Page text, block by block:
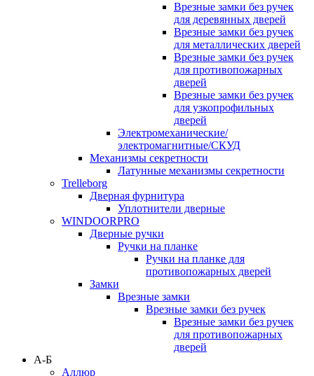
Врезные замки без ручек
для деревянных дверей
Врезные замки без ручек
для металлических дверей
Врезные замки без ручек
для противопожарных
дверей
Врезные замки без ручек
для узкопрофильных
дверей
Электромеханические/
электромагнитные/СКУД
Механизмы секретности
Латунные механизмы секретности
Trelleborg
Дверная фурнитура
Уплотнители дверные
WINDOORPRO
Дверные ручки
Ручки на планке
Ручки на планке для
противопожарных дверей
Замки
Врезные замки
Врезные замки без ручек
Врезные замки без ручек
для противопожарных
дверей
А-Б
Аллюр